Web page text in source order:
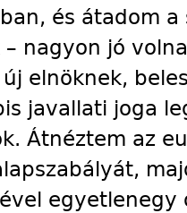
és átadom
– nagyon jó
elnöknek,
javallati joga
Átnéztem az